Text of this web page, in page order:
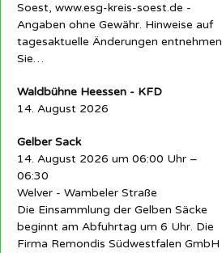
Soest, www.esg-kreis-soest.de -
Angaben ohne Gewähr. Hinweise auf
tagesaktuelle Änderungen entnehmen
Sie…
Waldbühne Heessen - KFD
14. August 2026
Gelber Sack
14. August 2026 um 06:00 Uhr –
06:30
Welver - Wambeler Straße
Die Einsammlung der Gelben Säcke
beginnt am Abfuhrtag um 6 Uhr. Die
Firma Remondis Südwestfalen GmbH